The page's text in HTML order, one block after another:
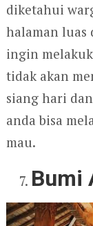
diketahui
halaman luas
ingin
tidak akan
siang hari
anda bisa
mau.
Bumi